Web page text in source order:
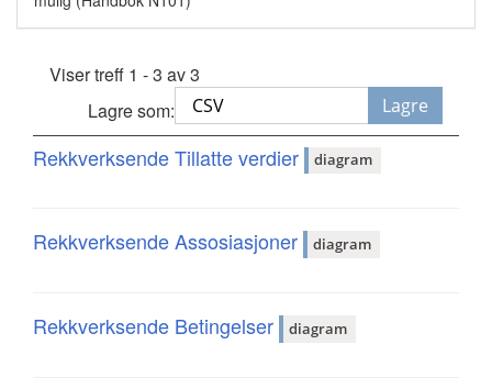
Viser treff 1 - 3 av 3
Lagre som:
Lagre
Rekkverksende Tillatte verdier diagram
Rekkverksende Assosiasjoner diagram
Rekkverksende Betingelser diagram